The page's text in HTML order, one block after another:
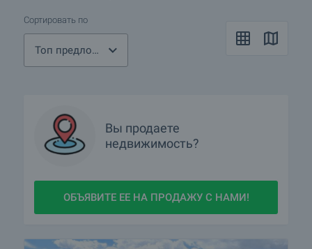
Сортировать по
Топ предложения
Вы продаете
недвижимость?
ОБЪЯВИТЕ ЕЕ НА ПРОДАЖУ С НАМИ!